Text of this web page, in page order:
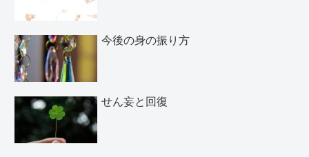
今後の身の振り方
せん妄と回復